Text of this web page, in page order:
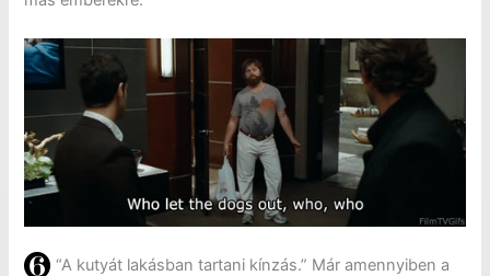
“A kutyát lakásban tartani kínzás.” Már amennyiben a